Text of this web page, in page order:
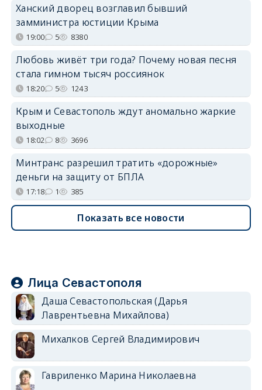
Ханский дворец возглавил бывший
замминистра юстиции Крыма
19:00 5 8380
Любовь живёт три года? Почему новая песня
стала гимном тысяч россиянок
18:20 5 1243
Крым и Севастополь ждут аномально жаркие
выходные
18:02 8 3696
Минтранс разрешил тратить «дорожные»
деньги на защиту от БПЛА
17:18 1 385
Показать все новости
Лица Севастополя
Даша Севастопольская (Дарья
Лаврентьевна Михайлова)
Михалков Сергей Владимирович
Гавриленко Марина Николаевна